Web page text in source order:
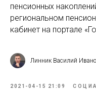
пенсионных
региональном
кабинет на портале
Линник Василий
2021-04-15 21:09